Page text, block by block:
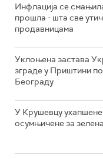
Инфлација се
прошла - шта све
продавницама
Уклоњена застава
зграде у Приштини
Београду
У Крушевцу
осумњичене за